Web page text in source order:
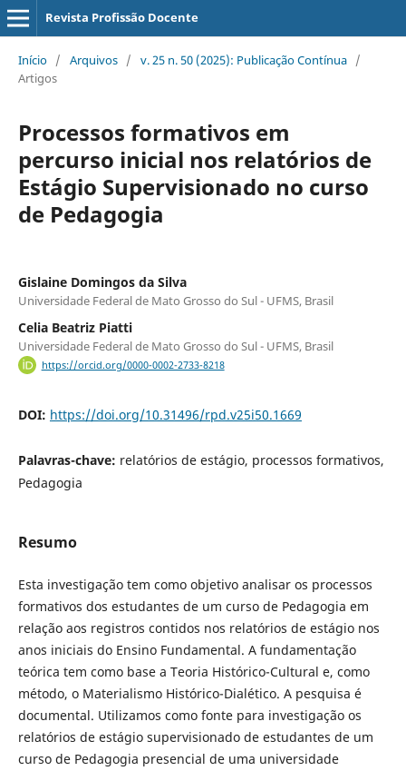
Revista Profissão Docente
Início / Arquivos / v. 25 n. 50 (2025): Publicação Contínua /
Artigos
Processos formativos em
percurso inicial nos relatórios de
Estágio Supervisionado no curso
de Pedagogia
Gislaine Domingos da Silva
Universidade Federal de Mato Grosso do Sul - UFMS, Brasil
Celia Beatriz Piatti
Universidade Federal de Mato Grosso do Sul - UFMS, Brasil
https://orcid.org/0000-0002-2733-8218
DOI: https://doi.org/10.31496/rpd.v25i50.1669
Palavras-chave: relatórios de estágio, processos formativos,
Pedagogia
Resumo
Esta investigação tem como objetivo analisar os processos
formativos dos estudantes de um curso de Pedagogia em
relação aos registros contidos nos relatórios de estágio nos
anos iniciais do Ensino Fundamental. A fundamentação
teórica tem como base a Teoria Histórico-Cultural e, como
método, o Materialismo Histórico-Dialético. A pesquisa é
documental. Utilizamos como fonte para investigação os
relatórios de estágio supervisionado de estudantes de um
curso de Pedagogia presencial de uma universidade